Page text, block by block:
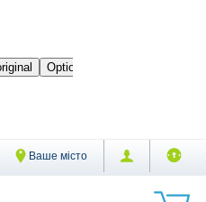
Ваше місто